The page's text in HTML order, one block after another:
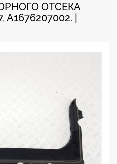
ОТСЕКА
A1676207002. |